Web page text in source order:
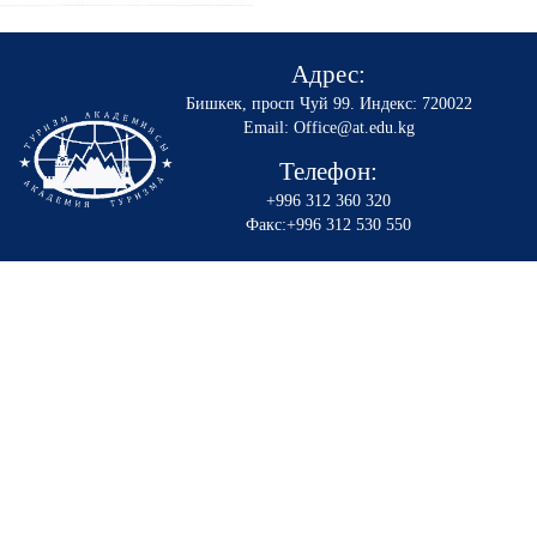
Адрес:
Бишкек, просп Чуй 99. Индекс: 720022
Email: Office@at.edu.kg
Телефон:
+996 312 360 320
Факс:+996 312 530 550